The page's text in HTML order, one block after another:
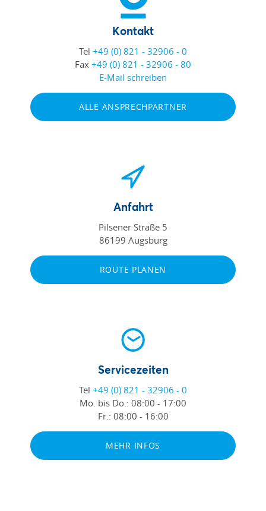
Kontakt
Tel +49 (0) 821 - 32906 - 0
Fax +49 (0) 821 - 32906 - 80
E-Mail schreiben
ALLE ANSPRECHPARTNER
Anfahrt
Pilsener Straße 5
86199 Augsburg
ROUTE PLANEN
Servicezeiten
Tel +49 (0) 821 - 32906 - 0
Mo. bis Do.: 08:00 - 17:00
Fr.: 08:00 - 16:00
MEHR INFOS